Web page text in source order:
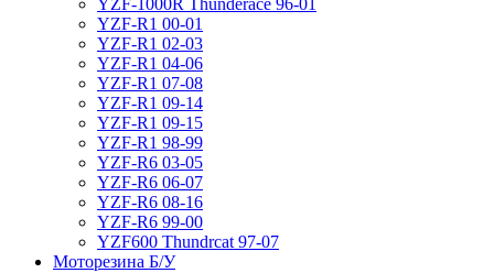
YZF-1000R Thunderace 96-01
YZF-R1 00-01
YZF-R1 02-03
YZF-R1 04-06
YZF-R1 07-08
YZF-R1 09-14
YZF-R1 09-15
YZF-R1 98-99
YZF-R6 03-05
YZF-R6 06-07
YZF-R6 08-16
YZF-R6 99-00
YZF600 Thundrcat 97-07
Моторезина Б/У